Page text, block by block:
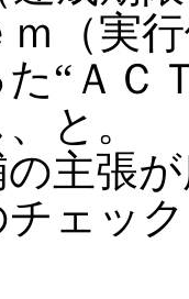
（実
“ＡＣ
と。
主張
ェッ